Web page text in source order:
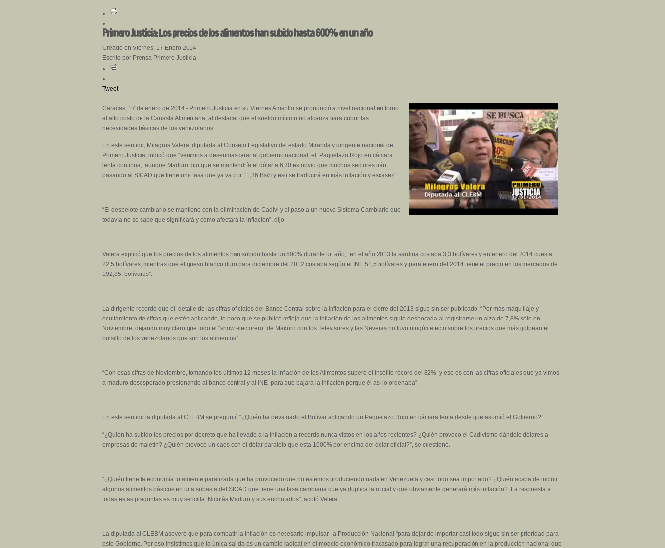
Primero Justicia: Los precios de los alimentos han subido hasta 600% en un año
Creado en Viernes, 17 Enero 2014
Escrito por Prensa Primero Justicia
Tweet
Caracas, 17 de enero de 2014.- Primero Justicia en su Viernes Amarillo se pronunció a nivel nacional en torno
al alto costo de la Canasta Alimentaria, al destacar que el sueldo mínimo no alcanza para cubrir las
necesidades básicas de los venezolanos.
En este sentido, Milagros Valera, diputada al Consejo Legislativo del estado Miranda y dirigente nacional de
Primero Justicia, indicó que “venimos a desenmascarar al gobierno nacional, el Paquetazo Rojo en cámara
lenta continua, aunque Maduro dijo que se mantendría el dólar a 6,30 es obvio que muchos sectores irán
pasando al SICAD que tiene una tasa que ya va por 11,36 Bs/$ y eso se traducirá en más inflación y escasez”.
“El despelote cambiario se mantiene con la eliminación de Cadivi y el paso a un nuevo Sistema Cambiario que
todavía no se sabe que significará y cómo afectará la inflación”, dijo.
Valera explicó que los precios de los alimentos han subido hasta un 500% durante un año, “en el año 2013 la sardina costaba 3,3 bolívares y en enero del 2014 cuesta
22,5 bolívares, mientras que el queso blanco duro para diciembre del 2012 costaba según el INE 51,5 bolívares y para enero del 2014 tiene el precio en los mercados de
192,85, bolívares”.
La dirigente recordó que el detalle de las cifras oficiales del Banco Central sobre la inflación para el cierre del 2013 sigue sin ser publicado. “Por más maquillaje y
ocultamiento de cifras que estén aplicando, lo poco que se publicó refleja que la inflación de los alimentos siguió desbocada al registrarse un alza de 7,8% sólo en
Noviembre, dejando muy claro que todo el “show electorero” de Maduro con los Televisores y las Neveras no tuvo ningún efecto sobre los precios que más golpean el
bolsillo de los venezolanos que son los alimentos”.
“Con esas cifras de Noviembre, tomando los últimos 12 meses la inflación de los Alimentos superó el insólito récord del 82% y eso es con las cifras oficiales que ya vimos
a maduro desesperado presionando al banco central y al INE para que bajara la inflación porque él así lo ordenaba”.
En este sentido la diputada al CLEBM se preguntó “¿Quién ha devaluado el Bolívar aplicando un Paquetazo Rojo en cámara lenta desde que asumió el Gobierno?”
“¿Quién ha subido los precios por decreto que ha llevado a la inflación a records nunca vistos en los años recientes? ¿Quién provoco el Cadivismo dándole dólares a
empresas de maletín? ¿Quién provocó un caos con el dólar paralelo que esta 1000% por encima del dólar oficial?”, se cuestionó.
“¿Quién tiene la economía totalmente paralizada que ha provocado que no estemos produciendo nada en Venezuela y casi todo sea importado? ¿Quién acaba de incluir
algunos alimentos básicos en una subasta del SICAD que tiene una tasa cambiaria que ya duplica la oficial y que obviamente generará más inflación? La respuesta a
todas estas preguntas es muy sencilla: Nicolás Maduro y sus enchufados”, acotó Valera.
La diputada al CLEBM aseveró que para combatir la inflación es necesario impulsar la Producción Nacional “para dejar de importar casi todo sigue sin ser prioridad para
este Gobierno. Por eso insistimos que la única salida es un cambio radical en el modelo económico fracasado para lograr una recuperación en la producción nacional que